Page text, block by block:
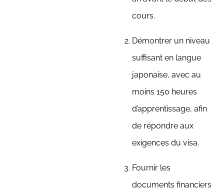
cours.
Démontrer un niveau
suffisant en langue
japonaise, avec au
moins 150 heures
d’apprentissage, afin
de répondre aux
exigences du visa.
Fournir les
documents financiers